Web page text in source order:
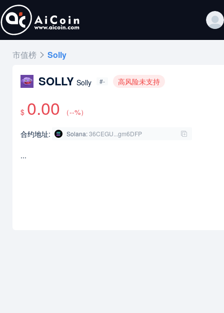
市值榜 Solly
SOLLY Solly #- 高风险未支持
$ 0.00 （--%）
合约地址: Solana:36CEGU...gm6DFP
...